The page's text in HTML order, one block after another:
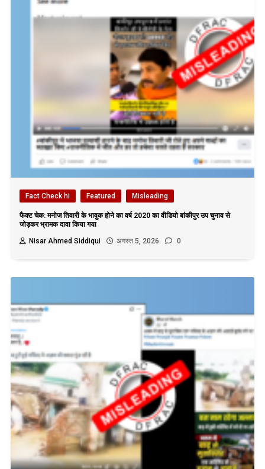
Fact Check hi Featured Misleading
फैक्ट चेक: मनोज तिवारी के भावुक होने का वर्ष 2020 का वीडियो बांकीपुर उप चुनाव से
जोड़कर भ्रामक दावा किया गया
Nisar Ahmed Siddiqui
अगस्त 5, 2026 0